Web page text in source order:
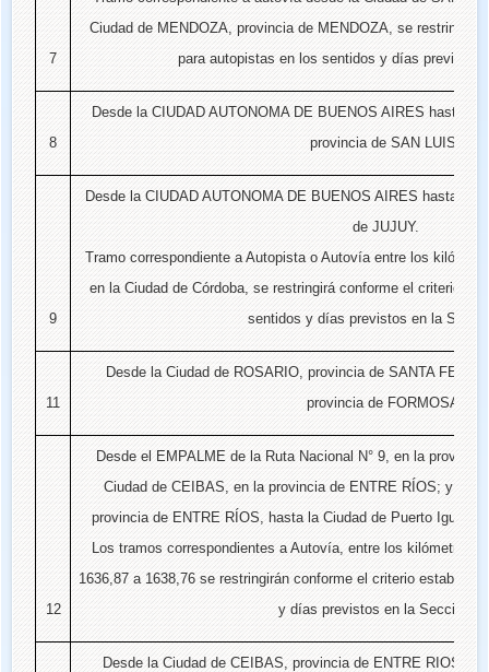
7
Ciudad de MENDOZA, provincia de MENDOZA, se restringirá
para autopistas en los sentidos y días previstos
8
Desde la CIUDAD AUTONOMA DE BUENOS AIRES hasta la
provincia de SAN LUIS.
9
Desde la CIUDAD AUTONOMA DE BUENOS AIRES hasta la
de JUJUY.
Tramo correspondiente a Autopista o Autovía entre los
en la Ciudad de Córdoba, se restringirá conforme el criterio
sentidos y días previstos en la
11
Desde la Ciudad de ROSARIO, provincia de SANTA FE,
provincia de FORMOSA.
12
Desde el EMPALME de la Ruta Nacional N° 9, en la
Ciudad de CEIBAS, en la provincia de ENTRE RÍOS; y
provincia de ENTRE RÍOS, hasta la Ciudad de Puerto
Los tramos correspondientes a Autovía, entre los kilómetros
1636,87 a 1638,76 se restringirán conforme el criterio
y días previstos en la Sección
Desde la Ciudad de CEIBAS, provincia de ENTRE RIOS,